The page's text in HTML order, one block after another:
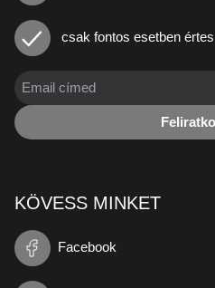
csak fontos esetben
KÖVESS MINKET
Facebook